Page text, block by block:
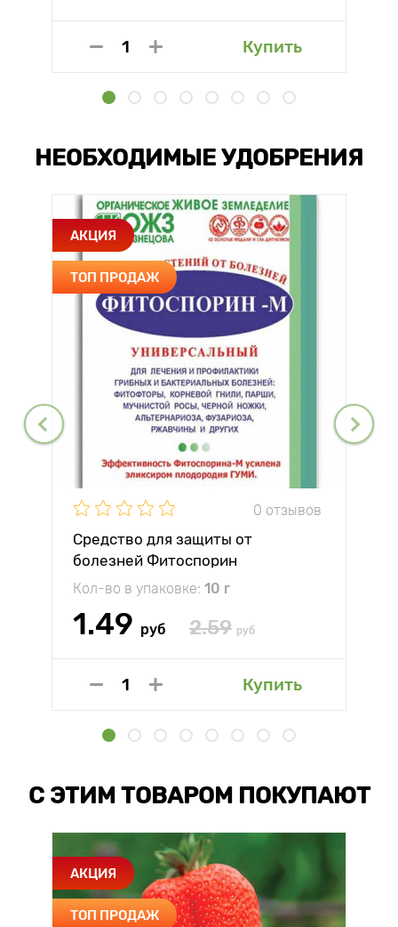
Купить
НЕОБХОДИМЫЕ УДОБРЕНИЯ
АКЦИЯ
ТОП ПРОДАЖ
0 отзывов
Средство для защиты от
болезней Фитоспорин
Кол-во в упаковке: 10 г
1.49 руб 2.59 руб
Купить
С ЭТИМ ТОВАРОМ ПОКУПАЮТ
АКЦИЯ
ТОП ПРОДАЖ